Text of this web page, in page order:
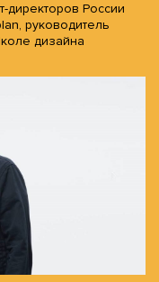
директоров России
руководитель
дизайна